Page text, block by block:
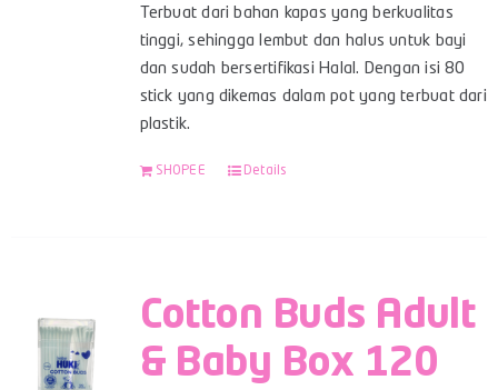
Terbuat dari bahan kapas yang berkualitas
tinggi, sehingga lembut dan halus untuk bayi
dan sudah bersertifikasi Halal. Dengan isi 80
stick yang dikemas dalam pot yang terbuat dari
plastik.
SHOPEE Details
Cotton Buds Adult
& Baby Box 120